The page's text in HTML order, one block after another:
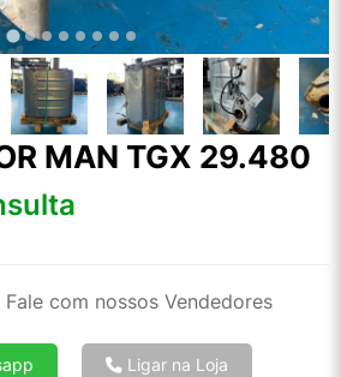
MAN TGX 29.480
Fale com nossos Vendedores
Ligar na Loja